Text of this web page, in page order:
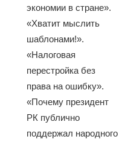
экономии в стране».
«Хватит мыслить
шаблонами!».
«Налоговая
перестройка без
права на ошибку».
«Почему президент
РК публично
поддержал народного